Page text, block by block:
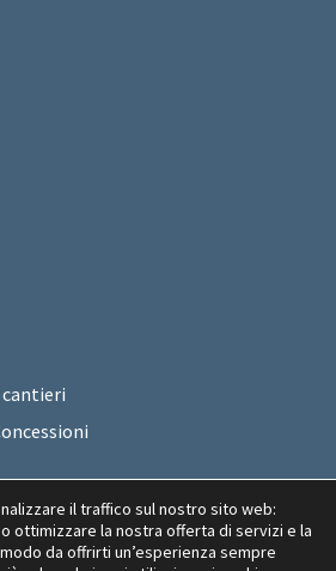
cantieri
il traffico sul nostro sito web:
ottimizzare la nostra offerta di servizi e la
da offrirti un’esperienza sempre